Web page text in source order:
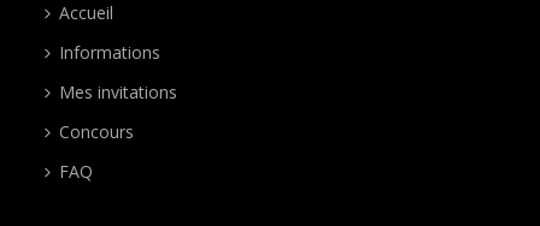
Accueil
Informations
Mes invitations
Concours
FAQ